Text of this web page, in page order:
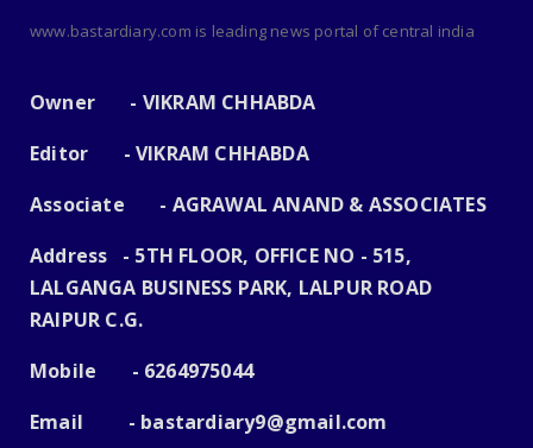
www.bastardiary.com is leading news portal of central india
Owner - VIKRAM CHHABDA
Editor - VIKRAM CHHABDA
Associate - AGRAWAL ANAND & ASSOCIATES
Address - 5TH FLOOR, OFFICE NO - 515,
LALGANGA BUSINESS PARK, LALPUR ROAD
RAIPUR C.G.
Mobile - 6264975044
Email - bastardiary9@gmail.com